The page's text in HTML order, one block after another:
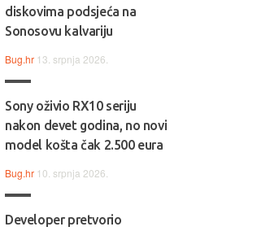
diskovima podsjeća na
Sonosovu kalvariju
Bug.hr 13. srpnja 2026.
Sony oživio RX10 seriju
nakon devet godina, no novi
model košta čak 2.500 eura
Bug.hr 10. srpnja 2026.
Developer pretvorio